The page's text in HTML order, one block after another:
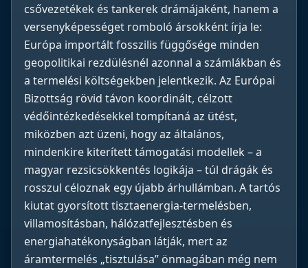
csővezetékek és tankerek drámájaként, hanem a
versenyképességet romboló ársokként írja le:
Európa importált fosszilis függősége minden
geopolitikai rezdülésnél azonnal a számlákban és
a termelési költségekben jelentkezik. Az Európai
Bizottság rövid távon koordinált, célzott
védőintézkedésekkel tompítaná az ütést,
miközben azt üzeni, hogy az általános,
mindenkire kiterített támogatási modellek – a
magyar rezsicsökkentés logikája – túl drágák és
rosszul céloznak egy újabb árhullámban. A tartós
kiutat gyorsított tisztaenergia-termelésben,
villamosításban, hálózatfejlesztésben és
energiahatékonyságban látják, mert az
áramtermelés „tisztulása” önmagában még nem